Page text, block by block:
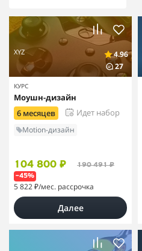
XYZ
4.96
27
КУРС
Моушн-дизайн
6 месяцев
Идет набор
Motion-дизайн
104 800 ₽ 190 491 ₽
–45%
5 822 ₽/мес. рассрочка
Далее